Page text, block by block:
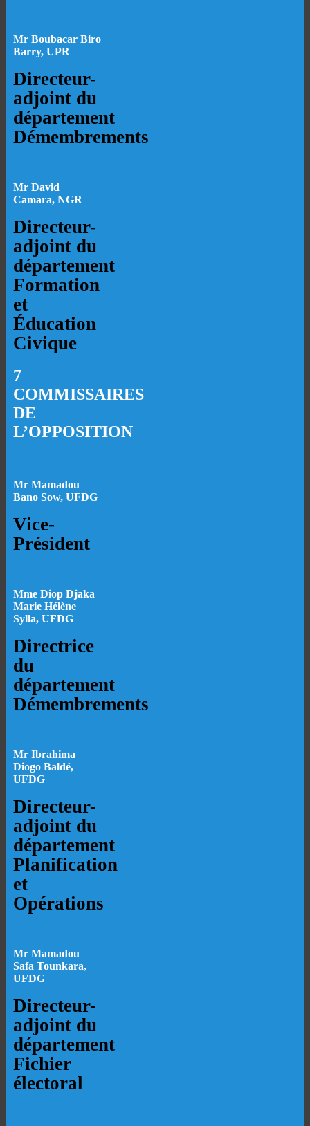
Mr Boubacar Biro
Barry, UPR
Directeur-
adjoint du
département
Démembrements
Mr David
Camara, NGR
Directeur-
adjoint du
département
Formation
et
Éducation
Civique
7
COMMISSAIRES
DE
L’OPPOSITION
Mr Mamadou
Bano Sow, UFDG
Vice-
Président
Mme Diop Djaka
Marie Hélène
Sylla, UFDG
Directrice
du
département
Démembrements
Mr Ibrahima
Diogo Baldé,
UFDG
Directeur-
adjoint du
département
Planification
et
Opérations
Mr Mamadou
Safa Tounkara,
UFDG
Directeur-
adjoint du
département
Fichier
électoral